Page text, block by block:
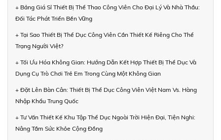
+ Bảng Giá Sỉ Thiết Bị Thể Thao Công Viên Cho Đại Lý Và Nhà Thầu:
Đối Tác Phát Triển Bền Vững
+ Tại Sao Thiết Bị Thể Dục Công Viên Cần Thiết Kế Riêng Cho Thể
Trạng Người Việt?
+ Tối Ưu Hóa Không Gian: Hướng Dẫn Kết Hợp Thiết Bị Thể Dục Và
Dụng Cụ Trò Chơi Trẻ Em Trong Cùng Một Không Gian
+ Đặt Lên Bàn Cân: Thiết Bị Thể Dục Công Viên Việt Nam Vs. Hàng
Nhập Khẩu Trung Quốc
+ Tư Vấn Thiết Kế Khu Tập Thể Dục Ngoài Trời Hiện Đại, Tiện Nghi:
Nâng Tầm Sức Khỏe Cộng Đồng